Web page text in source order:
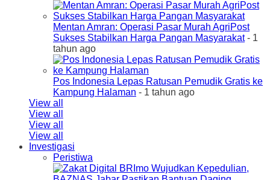
Mentan Amran: Operasi Pasar Murah AgriPost
Sukses Stabilkan Harga Pangan Masyarakat- 1
tahun ago
Pos Indonesia Lepas Ratusan Pemudik Gratis ke
Kampung Halaman - 1 tahun ago
View all
View all
View all
View all
Investigasi
Peristiwa